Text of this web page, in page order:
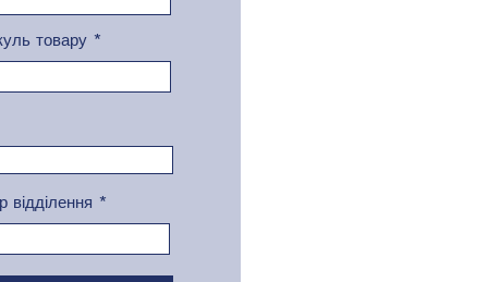
товару
відділення